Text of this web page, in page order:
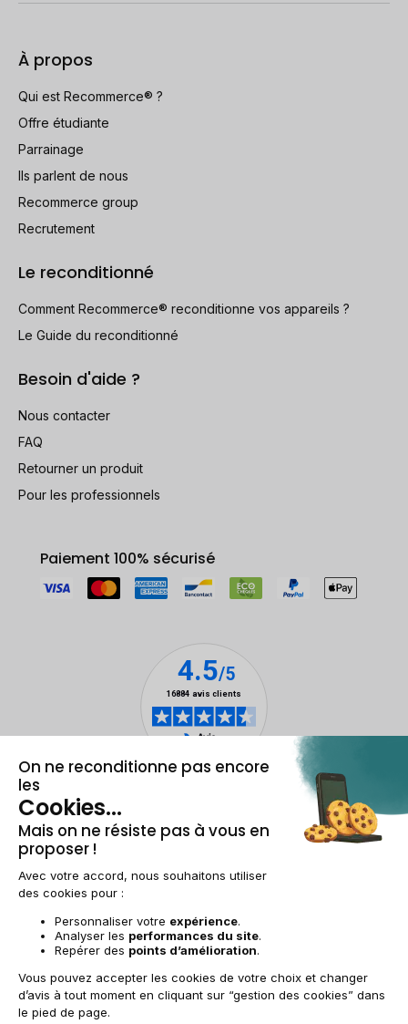
À propos
Qui est Recommerce® ?
Offre étudiante
Parrainage
Ils parlent de nous
Recommerce group
Recrutement
Le reconditionné
Comment Recommerce® reconditionne vos appareils ?
Le Guide du reconditionné
Besoin d'aide ?
Nous contacter
FAQ
Retourner un produit
Pour les professionnels
Paiement 100% sécurisé
Mentions légales & CGU
Conditions générales de venteDonnées personnelles
AccessibilitéPlan du site
BE-FR | €